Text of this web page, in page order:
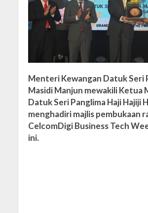
Menteri Kewangan Datuk Seri
Masidi Manjun mewakili Ketua
Datuk Seri Panglima Haji Hajiji
menghadiri majlis pembukaan
CelcomDigi Business Tech
ini.